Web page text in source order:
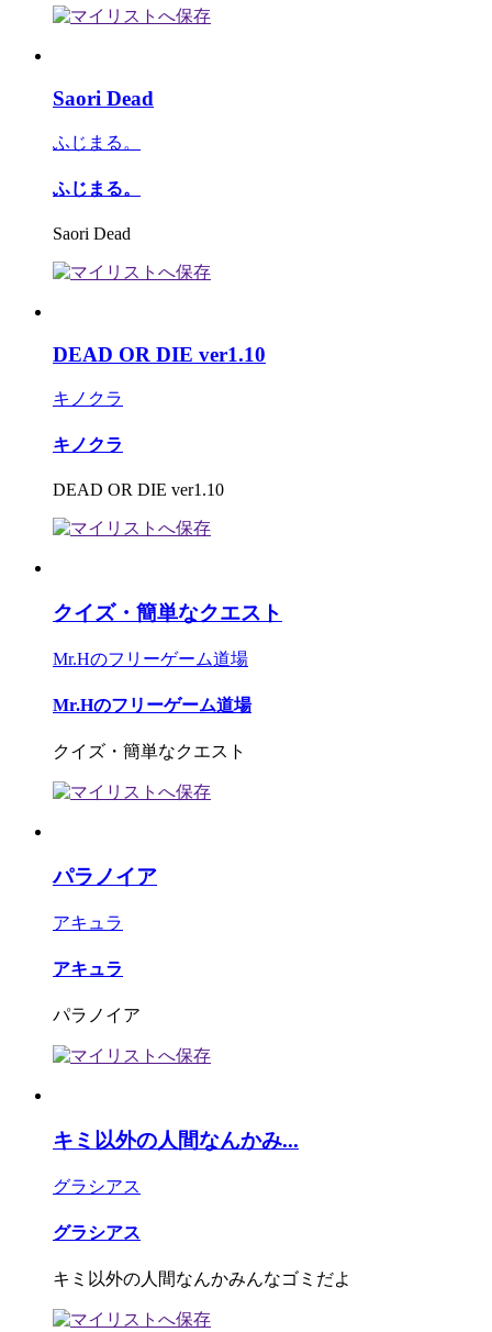
Saori Dead
ふじまる。
ふじまる。
Saori Dead
DEAD OR DIE ver1.10
キノクラ
キノクラ
DEAD OR DIE ver1.10
クイズ・簡単なクエスト
Mr.Hのフリーゲーム道場
Mr.Hのフリーゲーム道場
クイズ・簡単なクエスト
パラノイア
アキュラ
アキュラ
パラノイア
キミ以外の人間なんかみ...
グラシアス
グラシアス
キミ以外の人間なんかみんなゴミだよ